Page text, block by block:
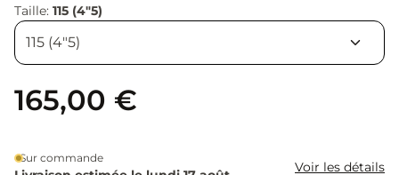
Taille: 115 (4"5)
165,00 €
Sur commande
Voir les détails